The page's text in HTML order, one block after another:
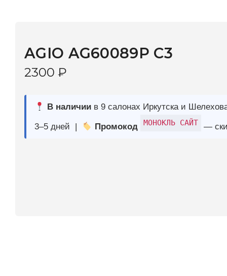
В наличиив 9 салонах Иркутска и Шелехова |
3–5 дней |